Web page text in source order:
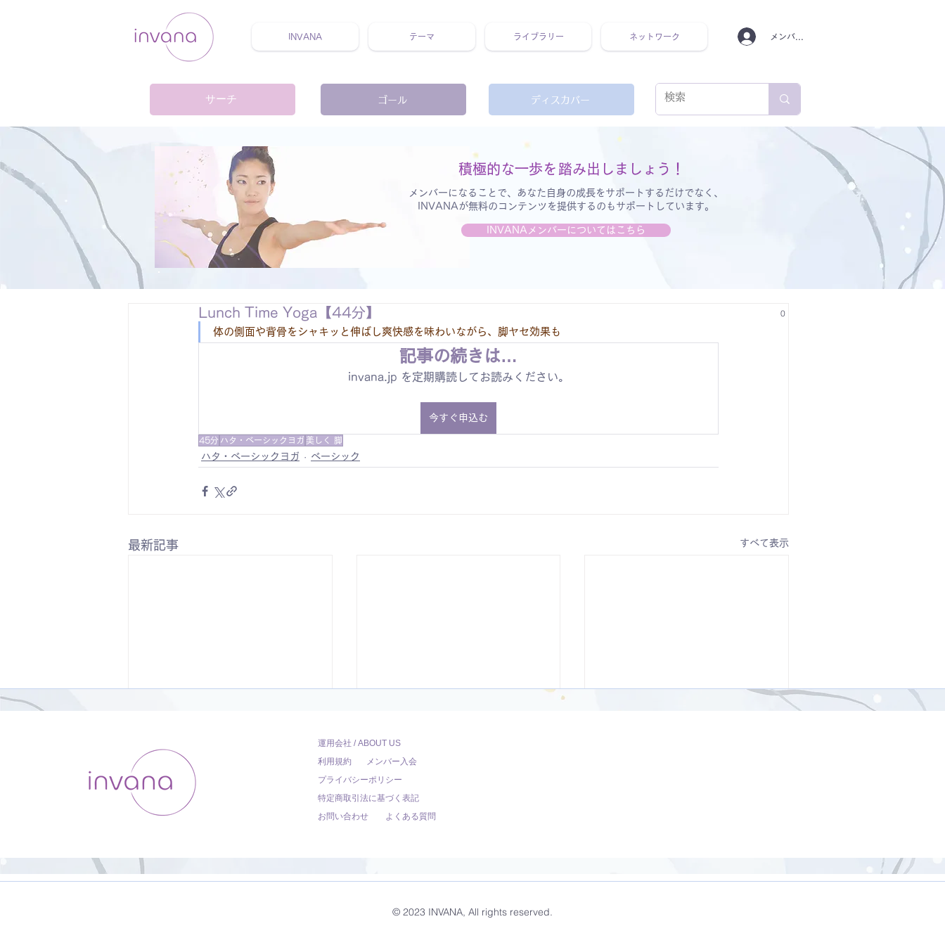
INVANA テーマ ライブラリー ネットワーク メンバーログイン
サーチ ゴール ディスカバー
積極的な一歩を
メンバーになることで、あなた自身の成長をサポートするだけでなく、
INVANAが無料のコンテンツを提供するのもサポートしています。
INVANAメンバーについてはこちら
踏み出しましょう！
Lunch Time Yoga【44分】
体の側面や背骨をシャキッと伸ばし爽快感を味わいながら、脚ヤセ効果も
記事の続きは…
invana.jp を定期購読してお読みください。
今すぐ申込む
45分 ハタ・ベーシックヨガ 美しく 脚
ハタ・ベーシックヨガ ベーシック
最新記事 すべて表示
分】
0
運用会社 / ABOUT US
利用規約
メンバー入会
プライバシーポリシー
特定商取引法に基づく表記
お問い合わせ
よくある質問
© 2023 INVANA, All rights reserved.